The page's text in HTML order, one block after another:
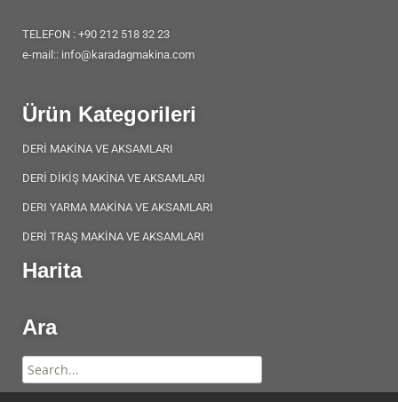
TELEFON : +90 212 518 32 23
e-mail:: info@karadagmakina.com
Ürün Kategorileri
DERİ MAKİNA VE AKSAMLARI
DERİ DİKİŞ MAKİNA VE AKSAMLARI
DERI YARMA MAKİNA VE AKSAMLARI
DERİ TRAŞ MAKİNA VE AKSAMLARI
Harita
Ara